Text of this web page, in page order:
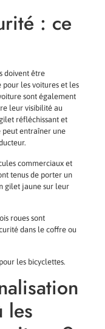
: ce
doivent être
pour les voitures et les
sont également
leur visibilité au
réfléchissant et
peut entraîner une
commerciaux et
tenus de porter un
gilet jaune sur leur
roues sont
dans le coffre ou
les bicyclettes.
les